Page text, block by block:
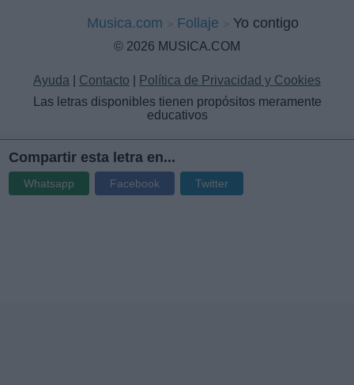
Musica.com Follaje Yo contigo
© 2026 MUSICA.COM
Ayuda Contacto
Política de Privacidad y Cookies
Las letras disponibles tienen propósitos meramente
educativos
Compartir esta letra en...
Whatsapp Facebook Twitter